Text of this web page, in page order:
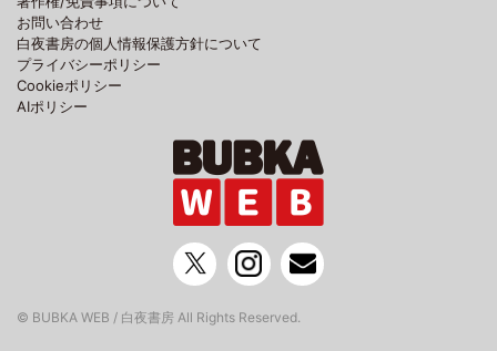
お問い合わせ
白夜書房の個人情報保護方針について
プライバシーポリシー
Cookieポリシー
AIポリシー
© BUBKA WEB / 白夜書房 All Rights Reserved.